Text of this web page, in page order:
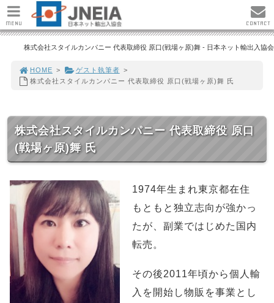
株式会社スタイルカンパニー 代表取締役 原口(戦場ヶ原)舞 - 日本ネット輸出入協会
HOME > ゲスト執筆者 >
株式会社スタイルカンパニー 代表取締役 原口(戦場ヶ原)舞 氏
株式会社スタイルカンパニー 代表取締役 原口
(戦場ヶ原)舞 氏
1974年生まれ東京都在住
もともと独立志向が強かっ
たが、副業ではじめた国内
転売。
その後2011年頃から個人輸
入を開始し物販を事業とし
MENU CONTACT